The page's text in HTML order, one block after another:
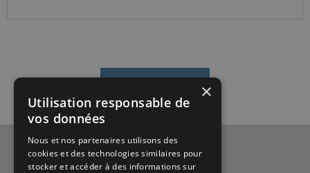
Qui sommes-nous ?
×
Utilisation responsable de
vos données
Nous et nos partenaires utilisons des
cookies et des technologies similaires pour
stocker et accéder à des informations sur